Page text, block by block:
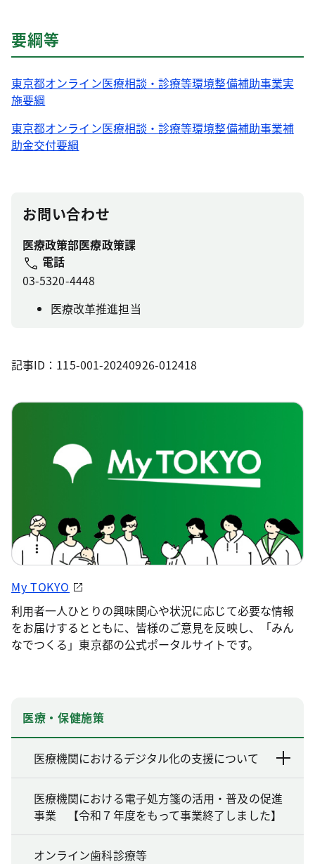
要綱等
​東京都オンライン医療相談・診療等環境整備補助事業実
施要綱​
​東京都オンライン医療相談・診療等環境整備補助事業補
助金交付要綱​
お問い合わせ
医療政策部医療政策課
電話
03-5320-4448
医療改革推進担当
記事ID：115-001-20240926-012418
My TOKYO
利用者一人ひとりの興味関心や状況に応じて必要な情報
をお届けするとともに、皆様のご意見を反映し、「みん
なでつくる」東京都の公式ポータルサイトです。
医療・保健施策
医療機関におけるデジタル化の支援について
医療機関における電子処方箋の活用・普及の促進
事業 【令和７年度をもって事業終了しました】
オンライン歯科診療等